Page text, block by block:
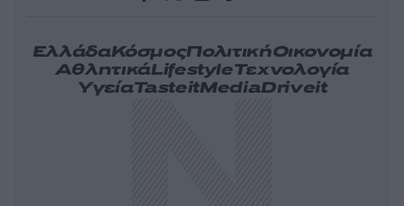
ΕλλάδαΚόσμοςΠολιτικήΟικονομία
ΑθλητικάLifestyleΤεχνολογία
ΥγείαTasteitMediaDriveit